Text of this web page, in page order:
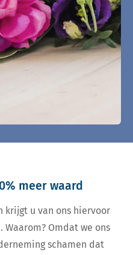
meer waard
krijgt u van ons hiervoor
Omdat we ons
schamen dat